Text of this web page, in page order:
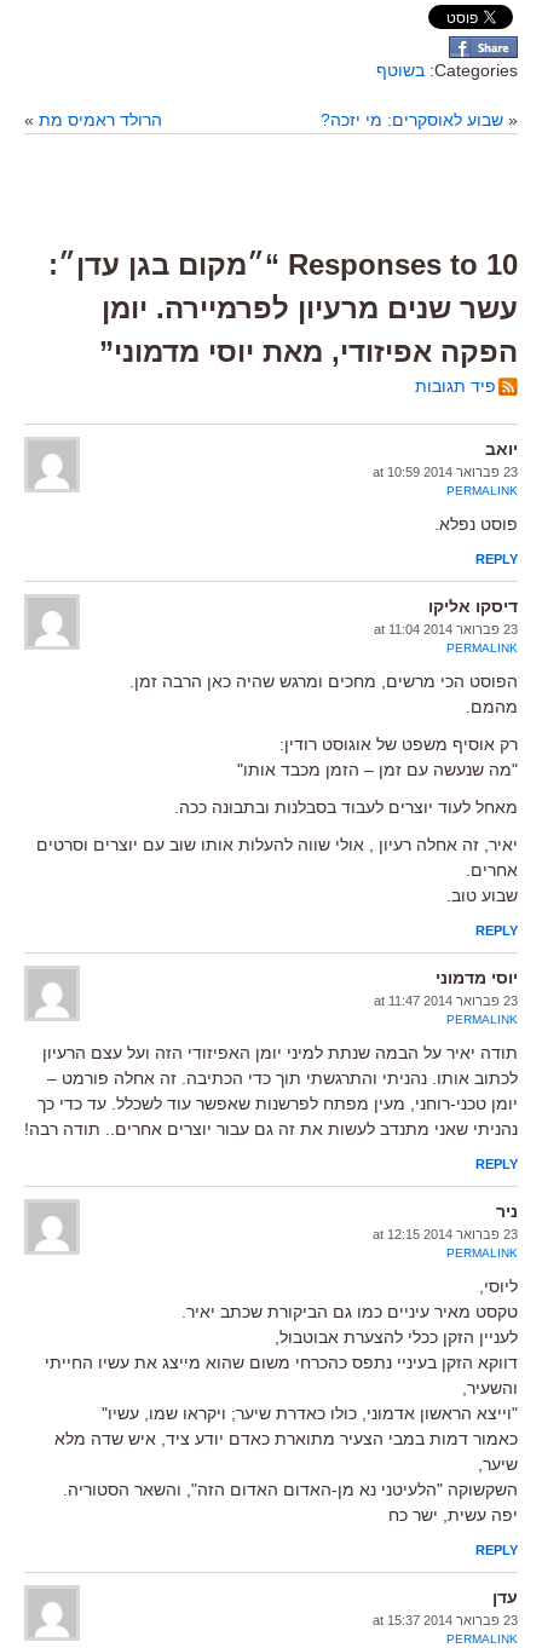
Categories: בשוטף
« שבוע לאוסקרים: מי יזכה? הרולד ראמיס מת »
10 Responses to “״מקום בגן עדן״:
עשר שנים מרעיון לפרמיירה. יומן
הפקה אפיזודי, מאת יוסי מדמוני”
פיד תגובות
יואב
23 פברואר 2014 at 10:59
PERMALINK
פוסט נפלא.
REPLY
דיסקו אליקו
23 פברואר 2014 at 11:04
PERMALINK
הפוסט הכי מרשים, מחכים ומרגש שהיה כאן הרבה זמן.
מהמם.
רק אוסיף משפט של אוגוסט רודין:
"מה שנעשה עם זמן – הזמן מכבד אותו"
מאחל לעוד יוצרים לעבוד בסבלנות ובתבונה ככה.
יאיר, זה אחלה רעיון , אולי שווה להעלות אותו שוב עם יוצרים וסרטים
אחרים.
שבוע טוב.
REPLY
יוסי מדמוני
23 פברואר 2014 at 11:47
PERMALINK
תודה יאיר על הבמה שנתת למיני יומן האפיזודי הזה ועל עצם הרעיון
לכתוב אותו. נהניתי והתרגשתי תוך כדי הכתיבה. זה אחלה פורמט –
יומן טכני-רוחני, מעין מפתח לפרשנות שאפשר עוד לשכלל. עד כדי כך
נהניתי שאני מתנדב לעשות את זה גם עבור יוצרים אחרים.. תודה רבה!
REPLY
ניר
23 פברואר 2014 at 12:15
PERMALINK
ליוסי,
טקסט מאיר עיניים כמו גם הביקורת שכתב יאיר.
לעניין הזקן ככלי להצערת אבוטבול,
דווקא הזקן בעיניי נתפס כהכרחי משום שהוא מייצג את עשיו החייתי
והשעיר,
"וייצא הראשון אדמוני, כולו כאדרת שיער; ויקראו שמו, עשיו"
כאמור דמות במבי הצעיר מתוארת כאדם יודע ציד, איש שדה מלא
שיער,
השקשוקה "הלעיטני נא מן-האדום האדום הזה", והשאר הסטוריה.
יפה עשית, ישר כח
REPLY
עדן
23 פברואר 2014 at 15:37
PERMALINK